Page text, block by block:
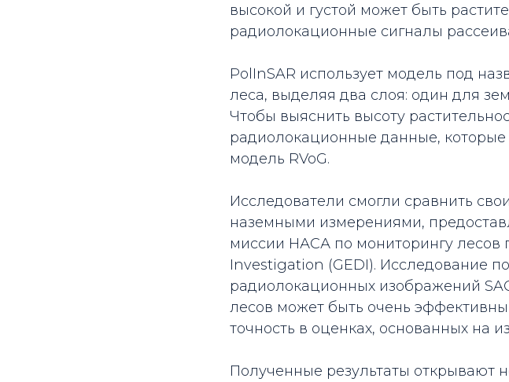
высокой и густой может быть
радиолокационные сигналы
PolInSAR использует модель под
леса, выделяя два слоя: один для
Чтобы выяснить высоту
радиолокационные данные, которые
модель RVoG.
Исследователи смогли сравнить
наземными измерениями,
миссии НАСА по мониторингу лесов
Investigation (GEDI). Исследование
радиолокационных изображений
лесов может быть очень
точность в оценках, основанных на
Полученные результаты открывают